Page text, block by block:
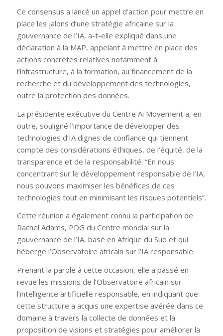
Ce consensus a lancé un appel d’action pour mettre en
place les jalons d’une stratégie africaine sur la
gouvernance de l’IA, a-t-elle expliqué dans une
déclaration à la MAP, appelant à mettre en place des
actions concrètes relatives notamment à
l’infrastructure, à la formation, au financement de la
recherche et du développement des technologies,
outre la protection des données.
La présidente exécutive du Centre Ai Movement a, en
outre, souligné l’importance de développer des
technologies d’IA dignes de confiance qui tiennent
compte des considérations éthiques, de l’équité, de la
transparence et de la responsabilité. “En nous
concentrant sur le développement responsable de l’IA,
nous pouvons maximiser les bénéfices de ces
technologies tout en minimisant les risques potentiels”.
Cette réunion a également connu la participation de
Rachel Adams, PDG du Centre mondial sur la
gouvernance de l’IA, basé en Afrique du Sud et qui
héberge l’Observatoire africain sur l’IA responsable.
Prenant la parole à cette occasion, elle a passé en
revue les missions de l’Observatoire africain sur
l’intelligence artificielle responsable, en indiquant que
cette structure a acquis une expertise avérée dans ce
domaine à travers la collecte de données et la
proposition de visions et stratégies pour améliorer la